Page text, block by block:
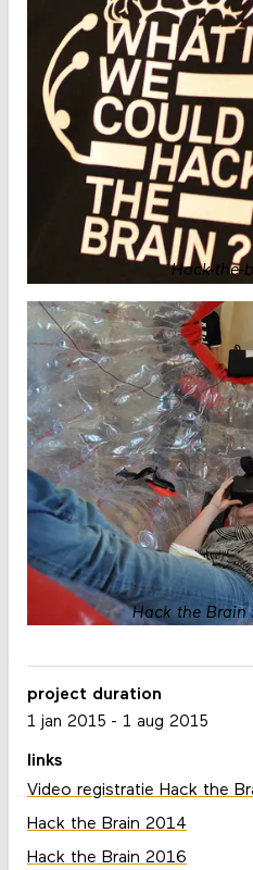
Hack-the-
Hack the Brain
project duration
1 jan 2015- 1 aug 2015
links
Video registratie Hack the
Hack the Brain 2014
Hack the Brain 2016